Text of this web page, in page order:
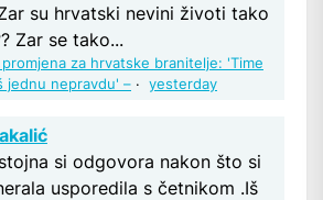
su hrvatski nevini životi tako
Zar se tako...
promjena za hrvatske branitelje: 'Time
jednu nepravdu' – · yesterday
si odgovora nakon što si
usporedila s četnikom .Iš